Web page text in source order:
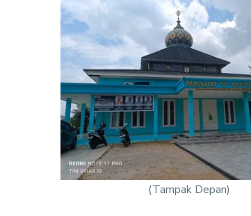
(Tampak Depan)